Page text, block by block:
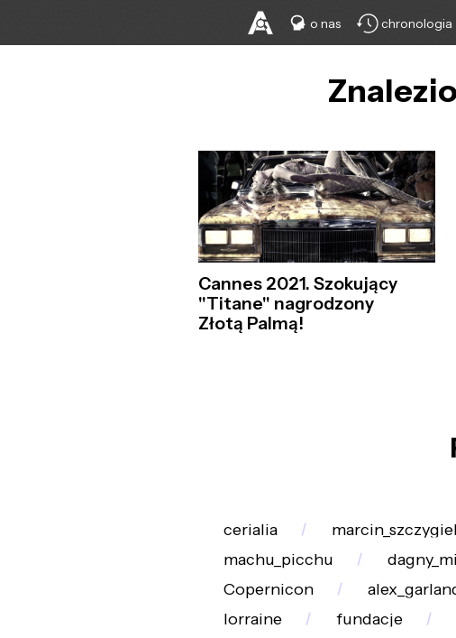
o nas chronologia
Cannes 2021. Szokujący
"Titane" nagrodzony
Złotą Palmą!
cerialia
machu_picchu
Copernicon
lorraine
fundacje